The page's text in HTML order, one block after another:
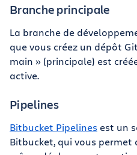
Branche principale
La branche de
que vous créez un dépôt
main » (principale) est
active.
Pipelines
Bitbucket Pipelines est un
Bitbucket, qui vous permet